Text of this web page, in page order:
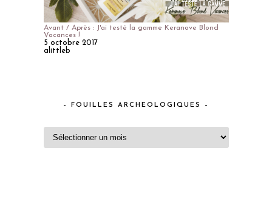
Avant / Après : J'ai testé la gamme Keranove Blond
Vacances !
5 octobre 2017
alittleb
– FOUILLES ARCHEOLOGIQUES –